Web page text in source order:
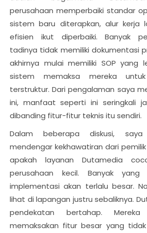
perusahaan memperbaiki standar
sistem baru diterapkan, alur kerja
efisien ikut diperbaiki. Banyak
tadinya tidak memiliki dokumentasi
akhirnya mulai memiliki SOP yang
sistem memaksa mereka
terstruktur. Dari pengalaman saya
ini, manfaat seperti ini seringkali
dibanding fitur-fitur teknis itu sendiri.
Dalam beberapa diskusi,
mendengar kekhawatiran dari
apakah layanan Dutamedia
perusahaan kecil. Banyak yang
implementasi akan terlalu besar.
lihat di lapangan justru sebaliknya.
pendekatan bertahap.
memaksakan fitur besar yang tidak